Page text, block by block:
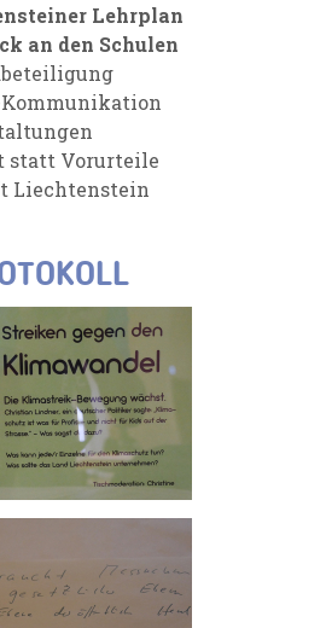
Lehrplan
an den Schulen
statt Vorurteile
Liechtenstein